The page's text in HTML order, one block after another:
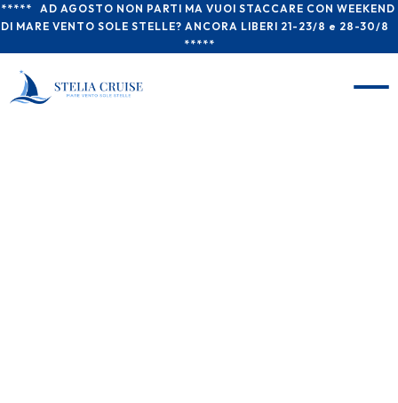
*****   AD AGOSTO NON PARTI MA VUOI STACCARE CON WEEKEND
DI MARE VENTO SOLE STELLE? ANCORA LIBERI 21-23/8 e 28-30/8
*****